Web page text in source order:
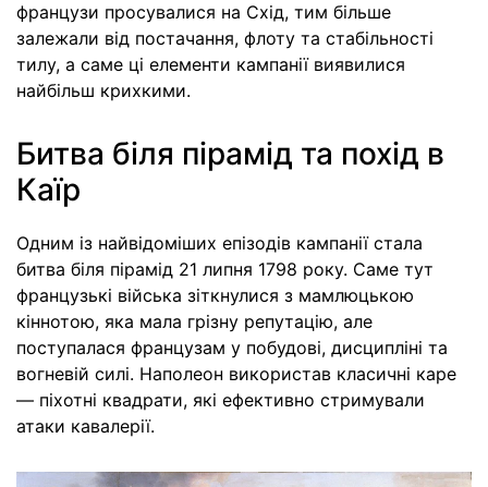
французи просувалися на Схід, тим більше
залежали від постачання, флоту та стабільності
тилу, а саме ці елементи кампанії виявилися
найбільш крихкими.
Битва біля пірамід та похід в
Каїр
Одним із найвідоміших епізодів кампанії стала
битва біля пірамід 21 липня 1798 року. Саме тут
французькі війська зіткнулися з мамлюцькою
кіннотою, яка мала грізну репутацію, але
поступалася французам у побудові, дисципліні та
вогневій силі. Наполеон використав класичні каре
— піхотні квадрати, які ефективно стримували
атаки кавалерії.